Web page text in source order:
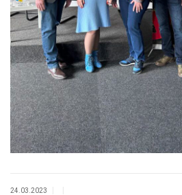
24.03.2023